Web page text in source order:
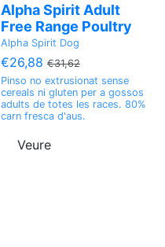
Alpha Spirit Adult
Free Range Poultry
Alpha Spirit Dog
€26,88 €31,62
Pinso no extrusionat sense
cereals ni gluten per a gossos
adults de totes les races. 80%
carn fresca d'aus.
Veure